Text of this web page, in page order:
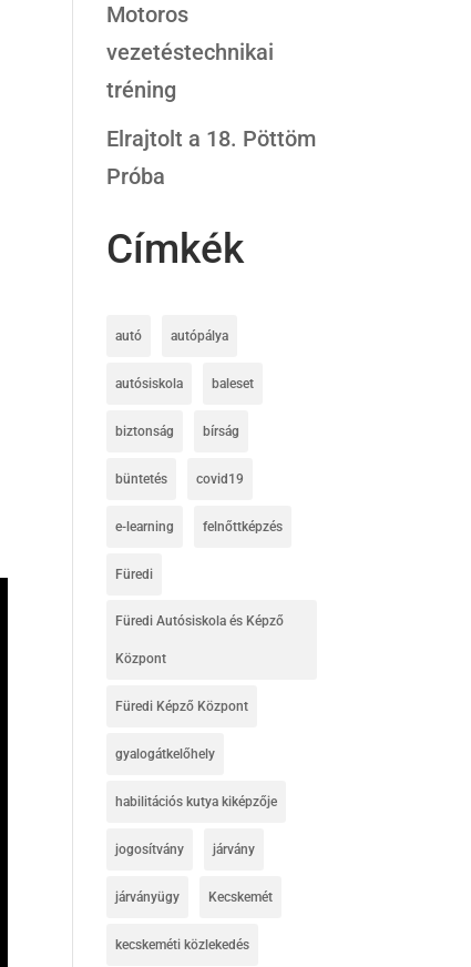
Motoros
vezetéstechnikai
tréning
Elrajtolt a 18. Pöttöm
Próba
Címkék
autó autópálya
autósiskola baleset
biztonság bírság
büntetés covid19
e-learning felnőttképzés
Füredi
Füredi Autósiskola és Képző
Központ
Füredi Képző Központ
gyalogátkelőhely
habilitációs kutya kiképzője
jogosítvány járvány
járványügy Kecskemét
kecskeméti közlekedés